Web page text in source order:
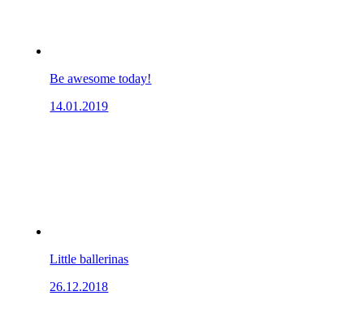
Be awesome today!
14.01.2019
Little ballerinas
26.12.2018